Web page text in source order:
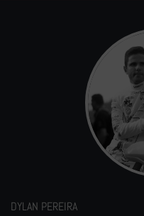
DYLAN PEREIRA